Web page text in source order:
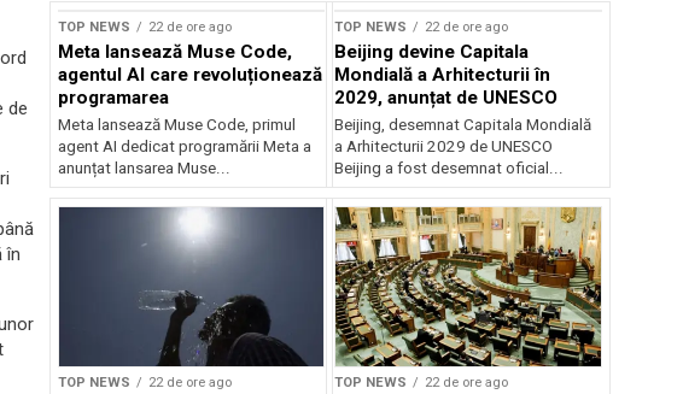
de
în
TOP NEWS 22 de ore ago
Meta lansează Muse Code,
agentul AI care revoluționează
programarea
Meta lansează Muse Code, primul
agent AI dedicat programării Meta a
anunțat lansarea Muse...
TOP NEWS 22 de ore ago
Beijing devine Capitala
Mondială a Arhitecturii în
2029, anunțat de UNESCO
Beijing, desemnat Capitala Mondială
a Arhitecturii 2029 de UNESCO
Beijing a fost desemnat oficial...
TOP NEWS 22 de ore ago TOP NEWS 22 de ore ago